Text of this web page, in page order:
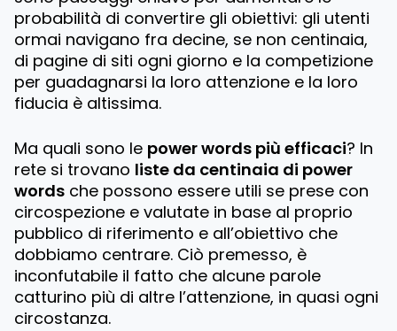
probabilità di convertire gli obiettivi: gli utenti
ormai navigano fra decine, se non centinaia,
di pagine di siti ogni giorno e la competizione
per guadagnarsi la loro attenzione e la loro
fiducia è altissima.
Ma quali sono le power words più efficaci? In
rete si trovano liste da centinaia di power
words che possono essere utili se prese con
circospezione e valutate in base al proprio
pubblico di riferimento e all’obiettivo che
dobbiamo centrare. Ciò premesso, è
inconfutabile il fatto che alcune parole
catturino più di altre l’attenzione, in quasi ogni
circostanza.